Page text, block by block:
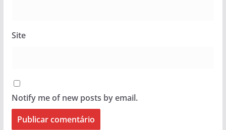
Site
Notify me of new posts by email.